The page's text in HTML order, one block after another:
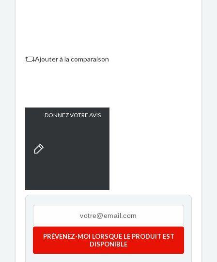
Ajouter à la comparaison
DONNEZ VOTRE AVIS
PRÉVENEZ-MOI LORSQUE LE PRODUIT EST
DISPONIBLE